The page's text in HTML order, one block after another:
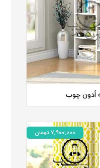
اُدون چوب
7,900,000 تومان